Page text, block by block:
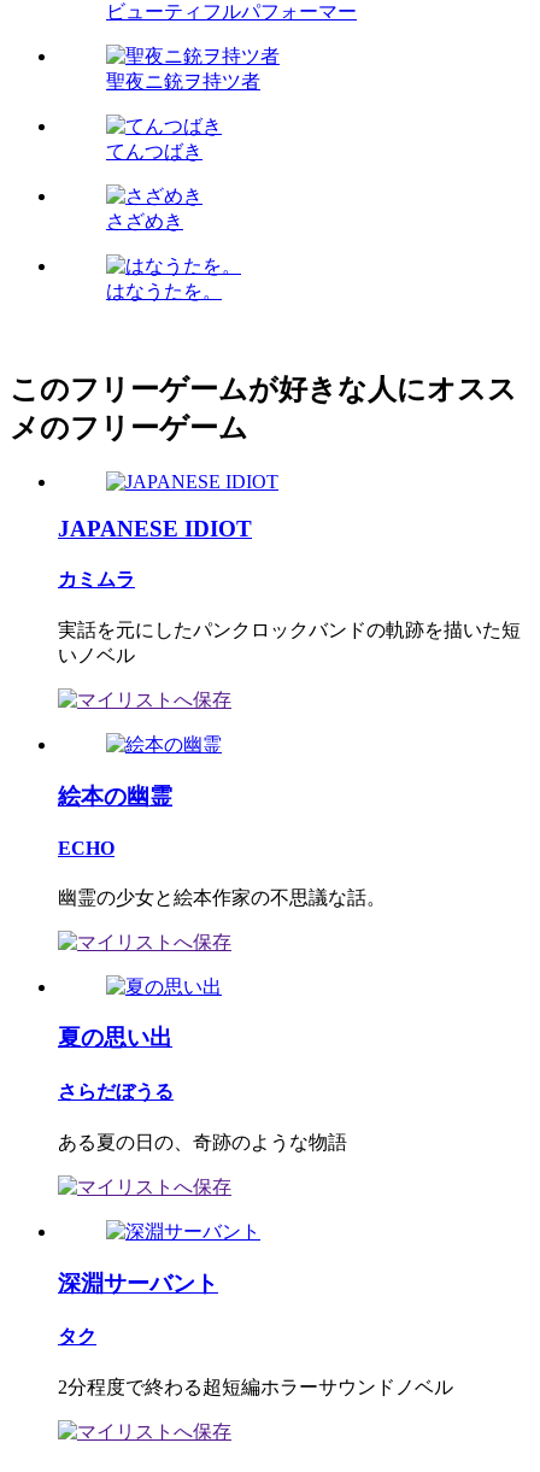
ビューティフルパフォーマー
聖夜ニ銃ヲ持ツ者
てんつばき
さざめき
はなうたを。
このフリーゲームが好きな人にオスス
メのフリーゲーム
JAPANESE IDIOT
カミムラ
実話を元にしたパンクロックバンドの軌跡を描いた短
いノベル
絵本の幽霊
ECHO
幽霊の少女と絵本作家の不思議な話。
夏の思い出
さらだぼうる
ある夏の日の、奇跡のような物語
深淵サーバント
タク
2分程度で終わる超短編ホラーサウンドノベル